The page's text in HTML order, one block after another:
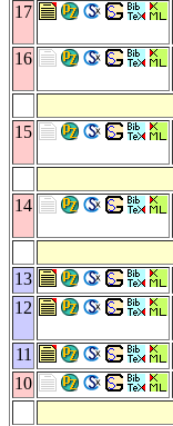
17
16
15
14
13
12
11
10